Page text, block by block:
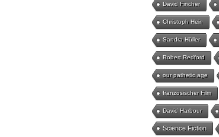
David Fincher
Christoph Hein
Sandra Hüller
Robert Redford
our pathetic age
französischer Film
David Harbour
Science Fiction